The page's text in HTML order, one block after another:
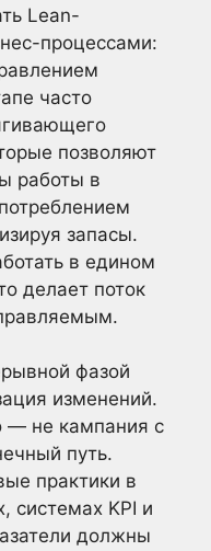
Lean-
процессами:
часто
позволяют
работы в
запасы.
в едином
делает поток
фазой
изменений.
— не кампания с
путь.
практики в
системах KPI и
должны